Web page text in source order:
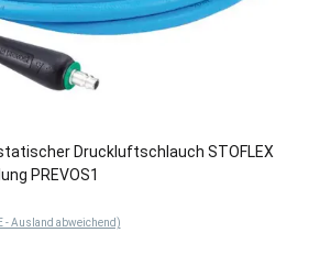
Druckluftschlauch STOFLEX
PREVOS1
- Ausland abweichend)